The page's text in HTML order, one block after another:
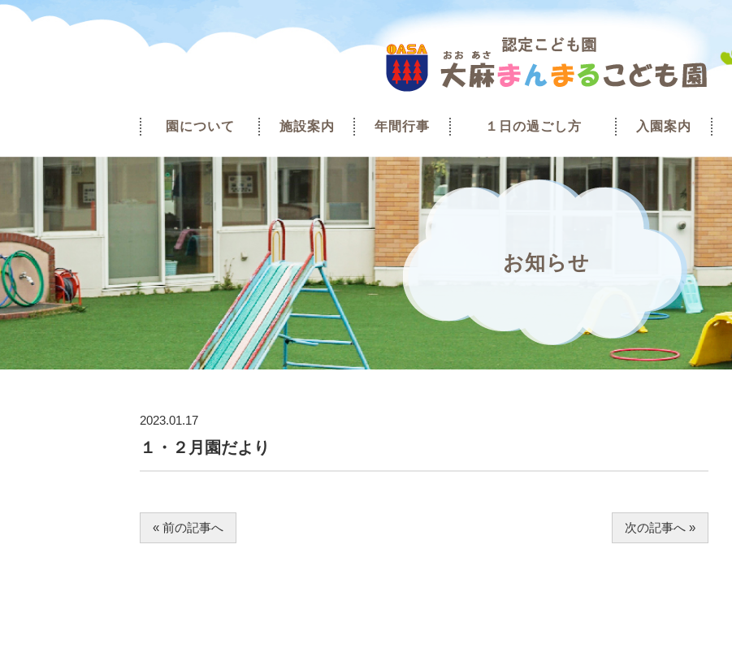
園について 施設案内 年間行事 １日の過ごし方 入園案内
お知らせ
2023.01.17
１・２月園だより
« 前の記事へ 次の記事へ »